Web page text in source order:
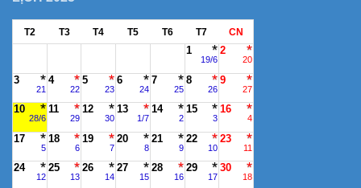
T2 T3 T4 T5 T6 T7 CN
1
19/6
2
20
3
21
4
22
5
23
6
24
7
25
8
26
9
27
10
28/6
11
29
12
30
13
1/7
14
2
15
3
16
4
17
5
18
6
19
7
20
8
21
9
22
10
23
11
24
12
25
13
26
14
27
15
28
16
29
17
30
18